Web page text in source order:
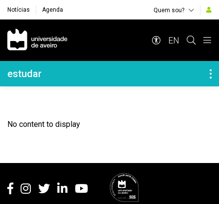
Notícias Agenda Quem sou?
Navegação Principal
EN
Navegação Lateral
estudar
No content to display